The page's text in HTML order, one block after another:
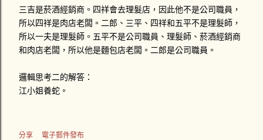
三吉是菸酒經銷商。四祥會去理髮店，因此他不是公司職員，
所以四祥是肉店老闆。二郎、三平、四祥和五平不是理髮師，
所以一夫是理髮師。五平不是公司職員、理髮師、菸酒經銷商
和肉店老闆，所以他是麵包店老闆。二郎是公司職員。
邏輯思考二的解答：
江小姐養蛇。
分享
電子郵件發布